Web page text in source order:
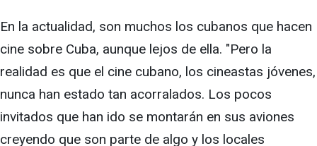
En la actualidad, son muchos los cubanos que hacen
cine sobre Cuba, aunque lejos de ella. "Pero la
realidad es que el cine cubano, los cineastas jóvenes,
nunca han estado tan acorralados. Los pocos
invitados que han ido se montarán en sus aviones
creyendo que son parte de algo y los locales